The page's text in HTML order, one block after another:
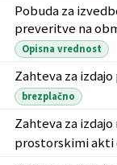
Pobuda za
preveritve na
Opisna vrednost
Zahteva za
brezplačno
Zahteva za
prostorskimi akti